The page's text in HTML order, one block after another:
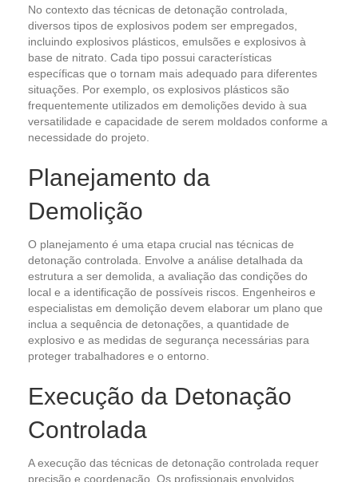
No contexto das técnicas de detonação controlada,
diversos tipos de explosivos podem ser empregados,
incluindo explosivos plásticos, emulsões e explosivos à
base de nitrato. Cada tipo possui características
específicas que o tornam mais adequado para diferentes
situações. Por exemplo, os explosivos plásticos são
frequentemente utilizados em demolições devido à sua
versatilidade e capacidade de serem moldados conforme a
necessidade do projeto.
Planejamento da
Demolição
O planejamento é uma etapa crucial nas técnicas de
detonação controlada. Envolve a análise detalhada da
estrutura a ser demolida, a avaliação das condições do
local e a identificação de possíveis riscos. Engenheiros e
especialistas em demolição devem elaborar um plano que
inclua a sequência de detonações, a quantidade de
explosivo e as medidas de segurança necessárias para
proteger trabalhadores e o entorno.
Execução da Detonação
Controlada
A execução das técnicas de detonação controlada requer
precisão e coordenação. Os profissionais envolvidos